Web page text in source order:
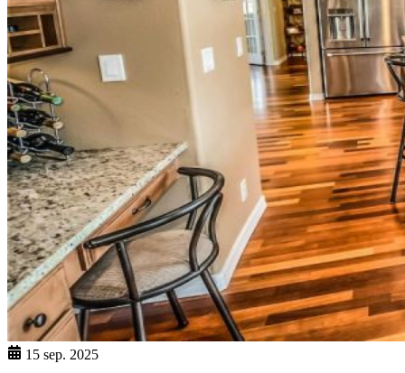
15 sep. 2025